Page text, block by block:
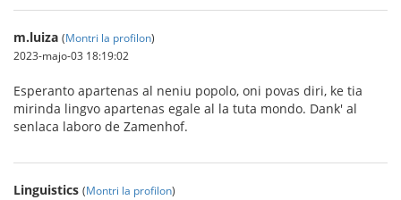
m.luiza (Montri la profilon)
2023-majo-03 18:19:02
Esperanto apartenas al neniu popolo, oni povas diri, ke tia
mirinda lingvo apartenas egale al la tuta mondo. Dank' al
senlaca laboro de Zamenhof.
Linguistics (Montri la profilon)